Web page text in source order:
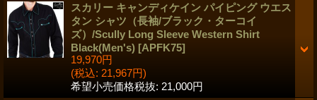
スカリー キャンディケイン パイピング ウエス
タン シャツ（長袖/ブラック・ターコイ
ズ）/Scully Long Sleeve Western Shirt
Black(Men's) [APFK75]
19,970円
(税込: 21,967円)
希望小売価格税抜: 21,000円